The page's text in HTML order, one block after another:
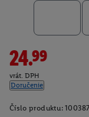
24.99
vrát. DPH
Doručenie
Číslo produktu: